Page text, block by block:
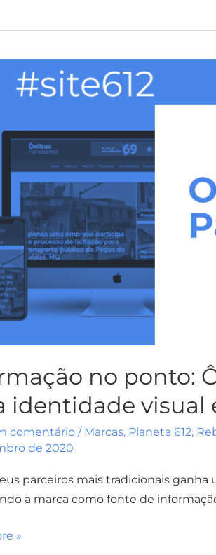
no ponto:
identidade visual
comentário / Marcas, Planeta 612,
de 2020
parceiros mais tradicionais
a marca como fonte de
»